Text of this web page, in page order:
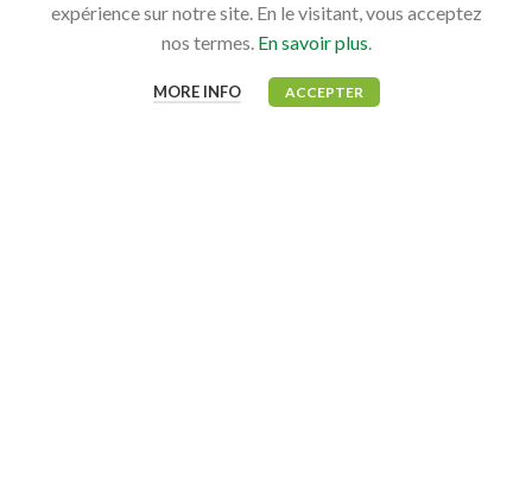
Mon tableau de bord
expérience sur notre site. En le visitant, vous acceptez
nos termes. En savoir plus.
MORE INFO ACCEPTER